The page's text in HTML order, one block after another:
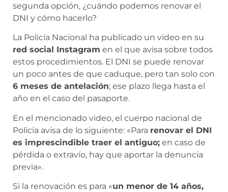
segunda opción, ¿cuándo podemos renovar el
DNI y cómo hacerlo?
La Policía Nacional ha publicado un video en su
red social Instagram en el que avisa sobre todos
estos procedimientos. El DNI se puede renovar
un poco antes de que caduque, pero tan solo con
6 meses de antelación; ese plazo llega hasta el
año en el caso del pasaporte.
En el mencionado video, el cuerpo nacional de
Policía avisa de lo siguiente: «Para renovar el DNI
es imprescindible traer el antiguo; en caso de
pérdida o extravío, hay que aportar la denuncia
previa».
Si la renovación es para «un menor de 14 años,